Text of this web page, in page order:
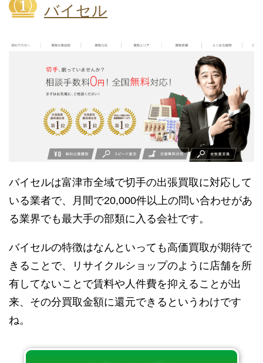
バイセル
バイセルは富津市全域で切手の出張買取に対応して
いる業者で、月間で20,000件以上の問い合わせがあ
る業界でも最大手の部類に入る会社です。
バイセルの特徴はなんといっても高価買取が期待で
きることで、リサイクルショップのように店舗を所
有してないことで賃料や人件費を抑えることが出
来、その分買取金額に還元できるというわけです
ね。